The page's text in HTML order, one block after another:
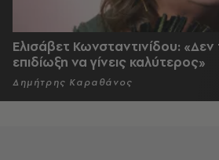
Ελισάβετ Κωνσταντινίδου: «Δεν
επιδίωξη να γίνεις καλύτερος»
Δημήτρης Καραθάνος